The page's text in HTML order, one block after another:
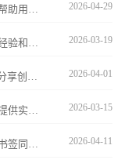
谷歌浏览器极速版提供详细下载与安装指南，帮助用户快速完成安装并享受高性能、流畅的网页浏览体验。 2026-04-29
谷歌浏览器新功能上线后，本文分享优化操作经验和实用技巧，帮助用户快速掌握功能，提高浏览效率和操作便捷性。 2026-03-19
google浏览器视频播放插件可优化使用。教程分享创新操作方法，包括安装配置、播放调节和流畅优化技巧，帮助用户获得稳定顺畅的视频观看体验。 2026-04-01
针对下载谷歌浏览器后页面加载缓慢的问题，提供实用的优化方案和技巧，帮助用户提升浏览器响应速度和使用体验。 2026-03-15
谷歌浏览器下载安装后，可通过账户登录启用书签同步，实现跨设备访问书签和收藏夹，保证数据一致性和便捷操作。 2026-04-11